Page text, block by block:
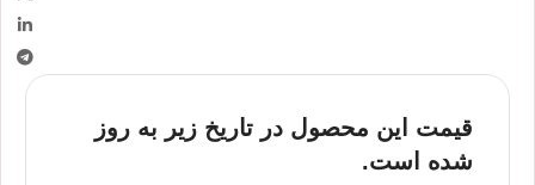
قیمت این محصول در تاریخ زیر به روز
شده است.